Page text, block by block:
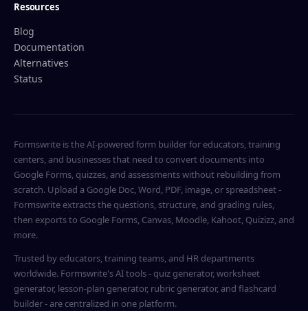
Resources
Blog
Documentation
Alternatives
Status
Formswrite is the AI-powered form builder for educators, training
centers, and businesses that need to convert documents into
Google Forms, quizzes, and assessments without rebuilding from
scratch. Upload a Google Doc, Word, PDF, image, or spreadsheet -
Formswrite extracts the questions, structure, and grading rules,
then exports to Google Forms, Canvas, Moodle, Kahoot, Quizizz, and
more.
Trusted by educators, training teams, and HR departments
worldwide. Formswrite's AI tools - quiz generator, worksheet
generator, lesson-plan generator, rubric generator, and flashcard
builder - are centralized in one platform.